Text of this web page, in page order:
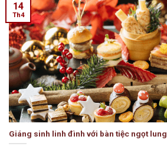
Giáng sinh linh đình với bàn tiệc ngọt
14
Th4